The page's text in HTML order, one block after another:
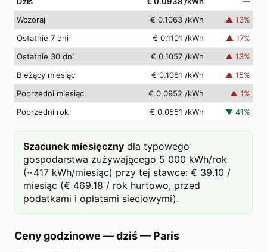
Wczoraj
€ 0.1063 /kWh ▲ 13%
Ostatnie 7 dni
€ 0.1101 /kWh ▲ 17%
Ostatnie 30 dni
€ 0.1057 /kWh ▲ 13%
Bieżący miesiąc
€ 0.1081 /kWh ▲ 15%
Poprzedni miesiąc
€ 0.0952 /kWh ▲ 1%
Poprzedni rok
€ 0.0551 /kWh ▼ 41%
Szacunek miesięczny dla typowego
gospodarstwa zużywającego 5 000 kWh/rok
(~417 kWh/miesiąc) przy tej stawce: € 39.10 /
miesiąc (€ 469.18 / rok hurtowo, przed
podatkami i opłatami sieciowymi).
Ceny godzinowe — dziś— Paris